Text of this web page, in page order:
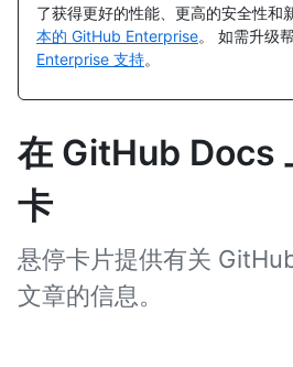
了获得更好的性能、更高的安全性和
本的 GitHub Enterprise。 如需升级
Enterprise 支持。
在 GitHub Docs
卡
悬停卡片提供有关
文章的信息。